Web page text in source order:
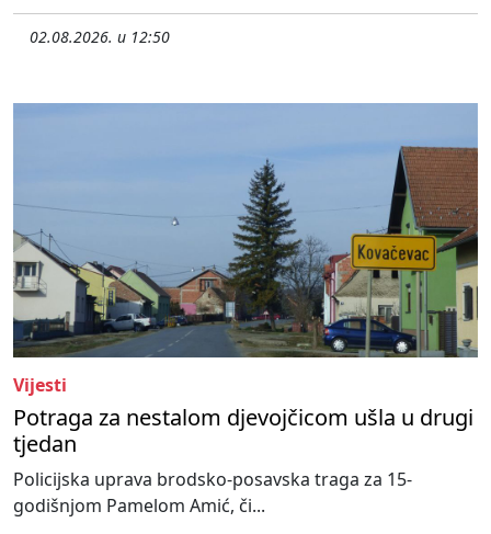
02.08.2026. u 12:50
Vijesti
Potraga za nestalom djevojčicom ušla u drugi
tjedan
Policijska uprava brodsko-posavska traga za 15-
godišnjom Pamelom Amić, či...